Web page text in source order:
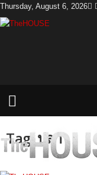
Thursday, August 6, 2026
Tag: ปลา